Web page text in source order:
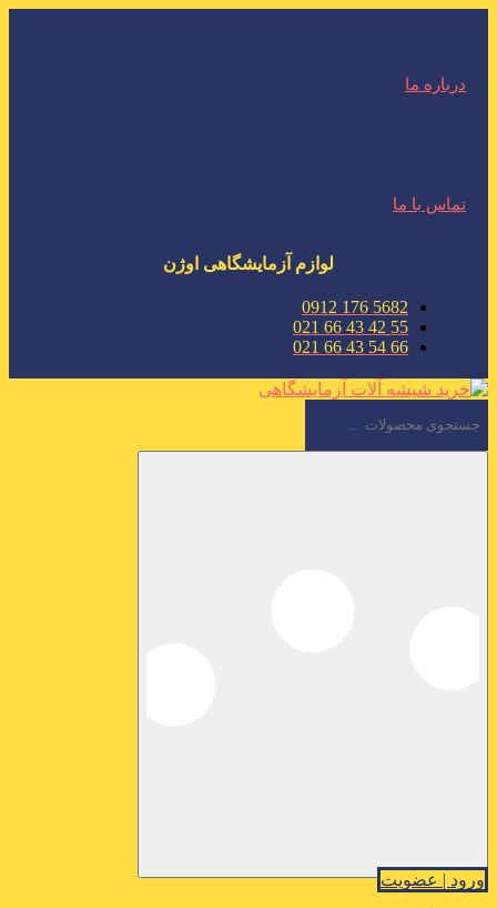
درباره ما
تماس با ما
لوازم آزمایشگاهی اوژن
5682 176 0912
55 42 43 66 021
66 54 43 66 021
ورود | عضویت